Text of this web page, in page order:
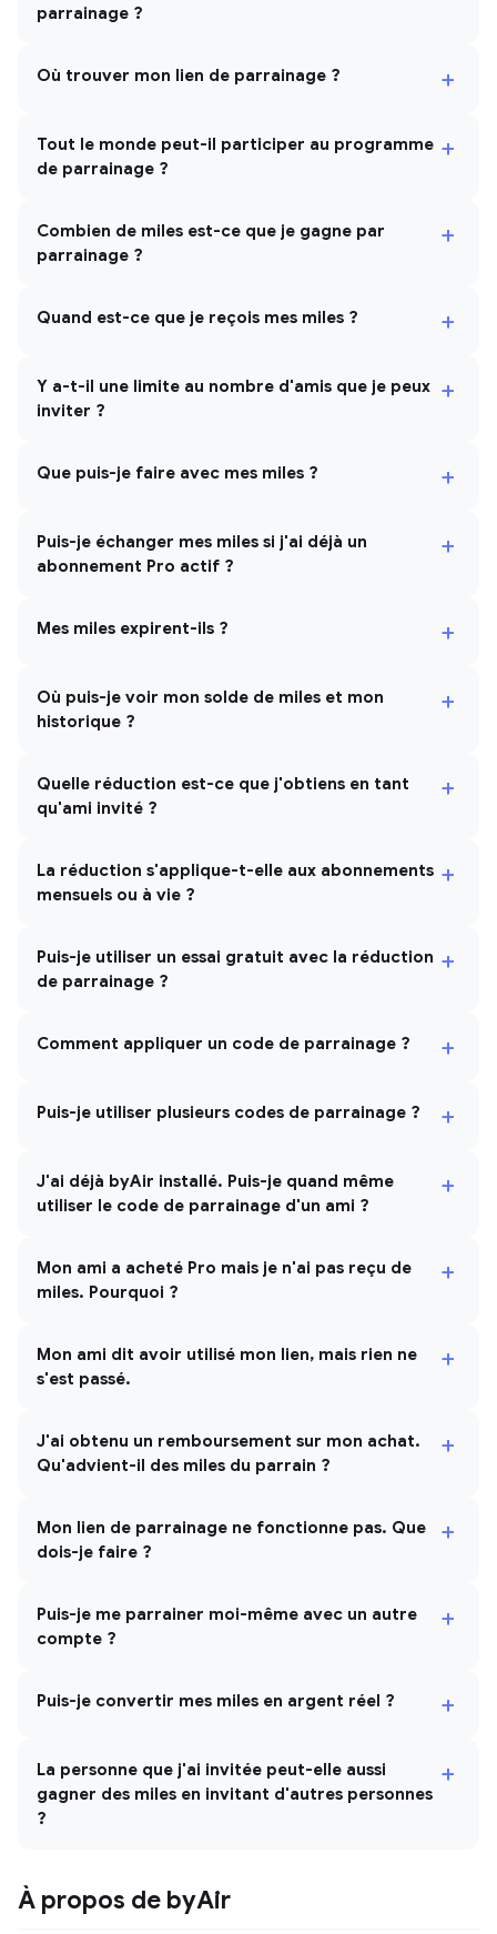
parrainage ?
Où trouver mon lien de parrainage ? +
Tout le monde peut-il participer au programme
de parrainage ?
+
Combien de miles est-ce que je gagne par
parrainage ?
+
Quand est-ce que je reçois mes miles ? +
Y a-t-il une limite au nombre d'amis que je peux
inviter ?
+
Que puis-je faire avec mes miles ? +
Puis-je échanger mes miles si j'ai déjà un
abonnement Pro actif ?
+
Mes miles expirent-ils ? +
Où puis-je voir mon solde de miles et mon
historique ?
+
Quelle réduction est-ce que j'obtiens en tant
qu'ami invité ?
+
La réduction s'applique-t-elle aux abonnements
mensuels ou à vie ?
+
Puis-je utiliser un essai gratuit avec la réduction
de parrainage ?
+
Comment appliquer un code de parrainage ? +
Puis-je utiliser plusieurs codes de parrainage ? +
J'ai déjà byAir installé. Puis-je quand même
utiliser le code de parrainage d'un ami ?
+
Mon ami a acheté Pro mais je n'ai pas reçu de
miles. Pourquoi ?
+
Mon ami dit avoir utilisé mon lien, mais rien ne
s'est passé.
+
J'ai obtenu un remboursement sur mon achat.
Qu'advient-il des miles du parrain ?
+
Mon lien de parrainage ne fonctionne pas. Que
dois-je faire ?
+
Puis-je me parrainer moi-même avec un autre
compte ?
+
Puis-je convertir mes miles en argent réel ? +
La personne que j'ai invitée peut-elle aussi
gagner des miles en invitant d'autres personnes
?
+
À propos de byAir